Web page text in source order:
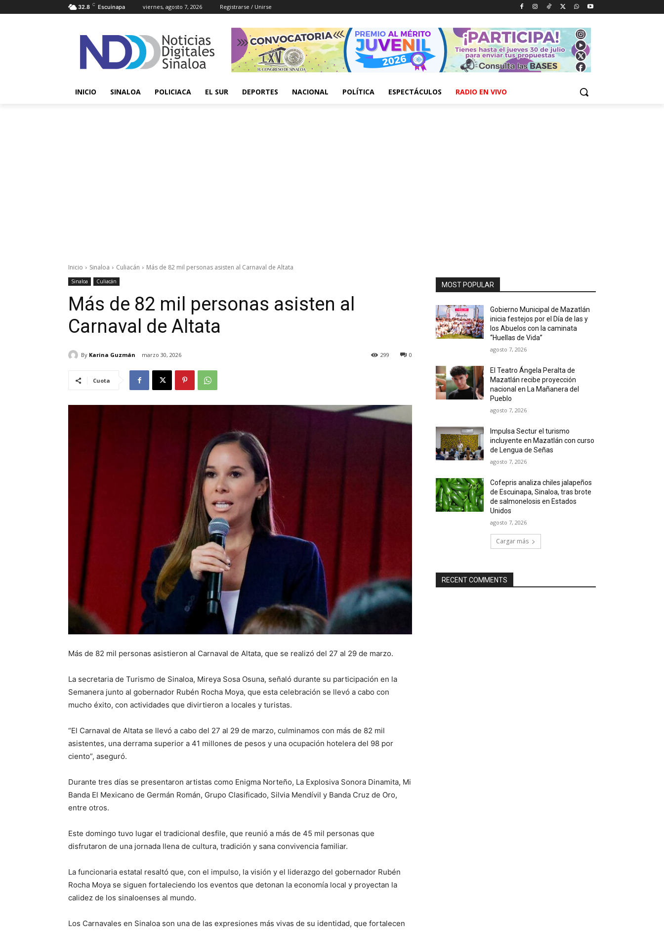
32.8 C Escuinapa viernes, agosto 7, 2026 Registrarse / Unirse
INICIO SINALOA POLICIACA EL SUR DEPORTES NACIONAL POLÍTICA ESPECTÁCULOS RADIO EN VIVO
Inicio Sinaloa Culiacán Más de 82 mil personas asisten al Carnaval de Altata
Sinaloa Culiacán
Más de 82 mil personas asisten al
Carnaval de Altata
By Karina Guzmán marzo 30, 2026 0
299
Cuota
Más de 82 mil personas asistieron al Carnaval de Altata, que se realizó del 27 al 29 de marzo.
La secretaria de Turismo de Sinaloa, Mireya Sosa Osuna, señaló durante su participación en la
Semanera junto al gobernador Rubén Rocha Moya, que esta celebración se llevó a cabo con
mucho éxito, con actividades que divirtieron a locales y turistas.
“El Carnaval de Altata se llevó a cabo del 27 al 29 de marzo, culminamos con más de 82 mil
asistentes, una derrama superior a 41 millones de pesos y una ocupación hotelera del 98 por
ciento”, aseguró.
Durante tres días se presentaron artistas como Enigma Norteño, La Explosiva Sonora Dinamita, Mi
Banda El Mexicano de Germán Román, Grupo Clasificado, Silvia Mendívil y Banda Cruz de Oro,
entre otros.
Este domingo tuvo lugar el tradicional desfile, que reunió a más de 45 mil personas que
disfrutaron de una jornada llena de cultura, tradición y sana convivencia familiar.
La funcionaria estatal resaltó que, con el impulso, la visión y el liderazgo del gobernador Rubén
Rocha Moya se siguen fortaleciendo los eventos que detonan la economía local y proyectan la
calidez de los sinaloenses al mundo.
Los Carnavales en Sinaloa son una de las expresiones más vivas de su identidad, que fortalecen
MOST POPULAR
Gobierno Municipal de Mazatlán
inicia festejos por el Día de las y
los Abuelos con la caminata
“Huellas de Vida”
agosto 7, 2026
El Teatro Ángela Peralta de
Mazatlán recibe proyección
nacional en La Mañanera del
Pueblo
agosto 7, 2026
Impulsa Sectur el turismo
incluyente en Mazatlán con curso
de Lengua de Señas
agosto 7, 2026
Cofepris analiza chiles jalapeños
de Escuinapa, Sinaloa, tras brote
de salmonelosis en Estados
Unidos
agosto 7, 2026
Cargar más
RECENT COMMENTS